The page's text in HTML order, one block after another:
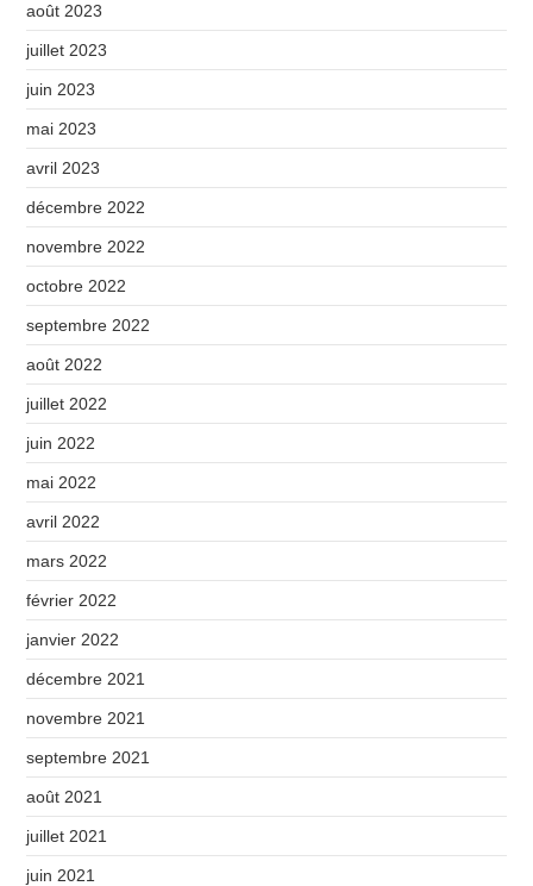
août 2023
juillet 2023
juin 2023
mai 2023
avril 2023
décembre 2022
novembre 2022
octobre 2022
septembre 2022
août 2022
juillet 2022
juin 2022
mai 2022
avril 2022
mars 2022
février 2022
janvier 2022
décembre 2021
novembre 2021
septembre 2021
août 2021
juillet 2021
juin 2021